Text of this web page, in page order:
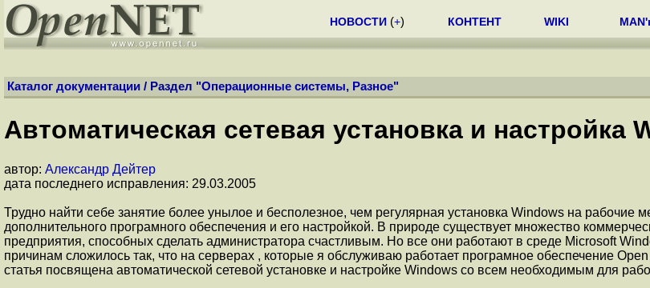
НОВОСТИ (+) КОНТЕНТ WIKI
Каталог документации / Раздел "Операционные системы, Разное"
Автоматическая сетевая установка и настройка
автор: Александр Дейтер
дата последнего исправления: 29.03.2005
Трудно найти себе занятие более унылое и бесполезное, чем регулярная установка Windows на рабочие
дополнительного програмного обеспечения и его настройкой. В природе существует множество
предприятия, способных сделать администратора счастливым. Но все они работают в среде Microsoft
причинам сложилось так, что на серверах , которые я обслуживаю работает програмное обеспечение
статья посвящена автоматической сетевой установке и настройке Windows со всем необходимым для